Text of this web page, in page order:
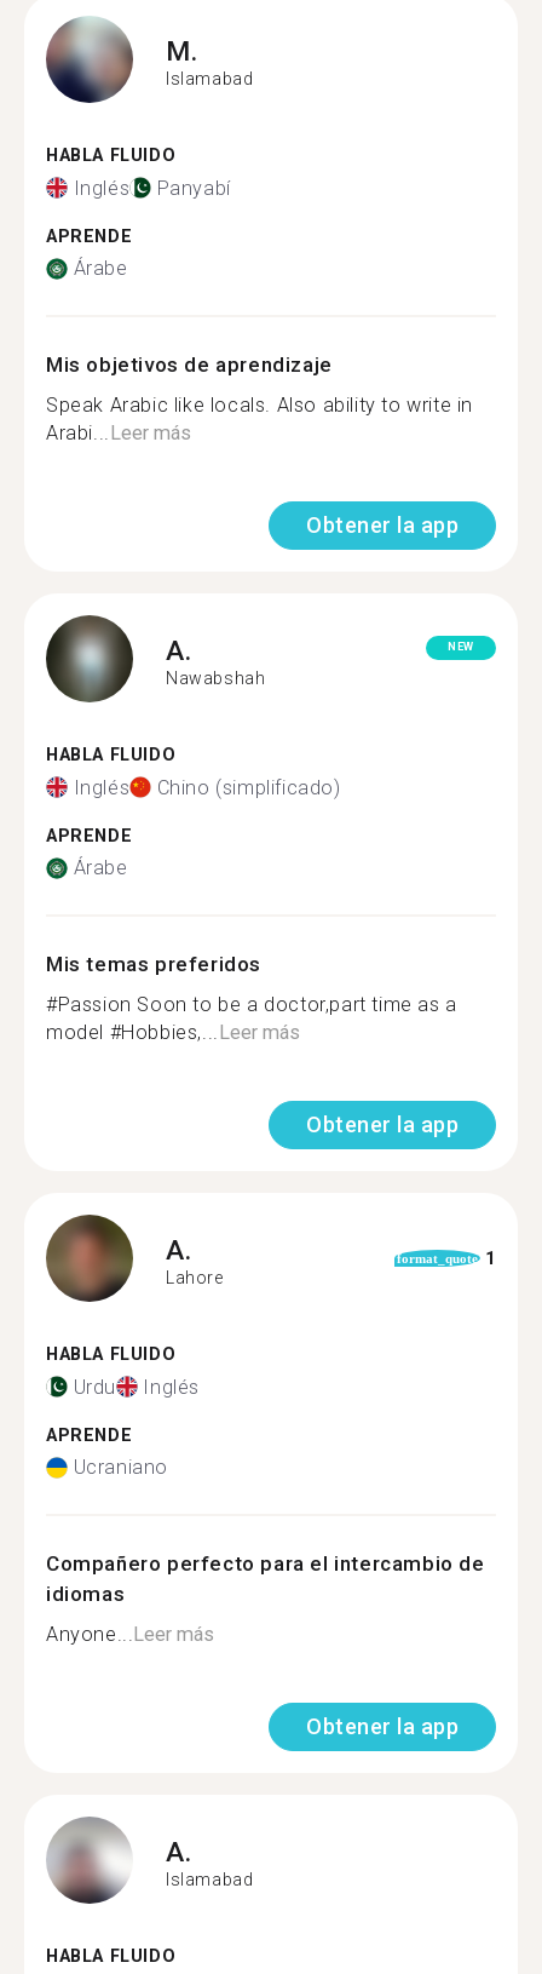
M.
Islamabad
HABLA FLUIDO
Inglés Panyabí
APRENDE
Árabe
Mis objetivos de aprendizaje
Speak Arabic like locals. Also ability to write in
Arabi...Leer más
Obtener la app
A.
Nawabshah
NEW
HABLA FLUIDO
Inglés Chino (simplificado)
APRENDE
Árabe
Mis temas preferidos
#Passion Soon to be a doctor,part time as a
model #Hobbies,...Leer más
Obtener la app
A.
Lahore
format_quote 1
HABLA FLUIDO
Urdu Inglés
APRENDE
Ucraniano
Compañero perfecto para el intercambio de
idiomas
Anyone...Leer más
Obtener la app
A.
Islamabad
HABLA FLUIDO